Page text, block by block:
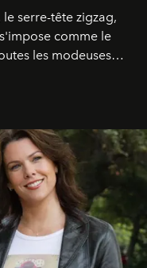
serre-tête zigzag,
comme le
les modeuses